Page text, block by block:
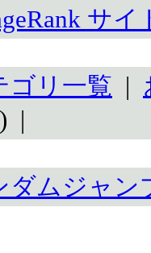
サイ
ゴリ一覧
|
ダムジャン